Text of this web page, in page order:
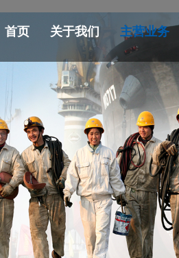
首页 关于我们 主营业务